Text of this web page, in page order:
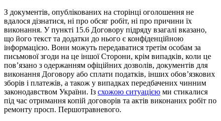
З документів, опублікованих на сторінці оголошення не
вдалося дізнатися, ні про обсяг робіт, ні про причини їх
виконання. У пункті 15.6 Договору підряду взагалі вказано,
що його текст та додатки до нього є конфіденційною
інформацією. Вони можуть передаватися третім особам за
письмової згоди на це іншої Сторони, крім випадків, коли це
пов’язано з одержанням офіційних дозволів, документів для
виконання Договору або сплати податків, інших обов’язкових
зборів і платежів, а також у випадках передбачених чинним
законодавством України. Із схожою ситуацією ми стикалися
під час отримання копій договорів та актів виконаних робіт по
ремонту просп. Першотравневого.